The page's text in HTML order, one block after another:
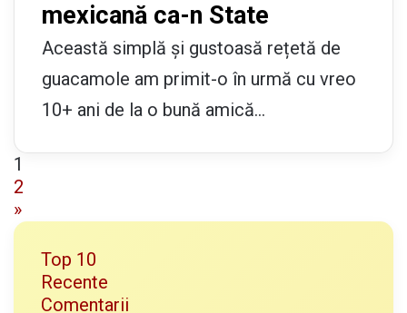
mexicană ca-n State
Această simplă și gustoasă rețetă de
guacamole am primit-o în urmă cu vreo
10+ ani de la o bună amică…
1
2
»
Top 10
Recente
Comentarii